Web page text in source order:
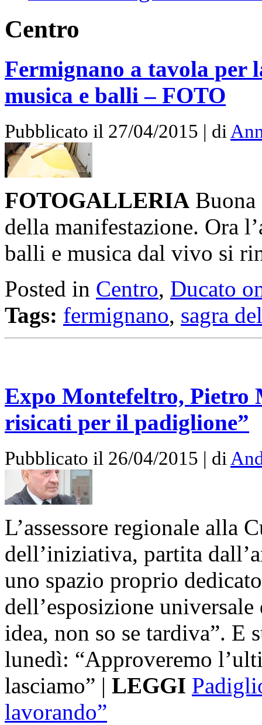
Centro
Fermignano a tavola per
musica e balli – FOTO
Pubblicato il 27/04/2015 | di
FOTOGALLERIA
della manifestazione. Ora
balli e musica dal vivo si
Posted in Centro, Ducato
Tags: fermignano, sagra
Expo Montefeltro, Pietro
risicati per il padiglione”
Pubblicato il 26/04/2015 | di
L’assessore regionale alla
dell’iniziativa, partita
uno spazio proprio
dell’esposizione
idea, non so se tardiva”. E
lunedì: “Approveremo
lasciamo” | LEGGI
lavorando”